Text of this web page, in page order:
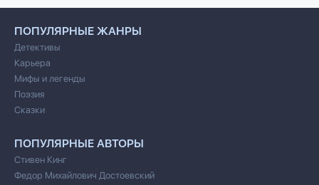
ПОПУЛЯРНЫЕ ЖАНРЫ
Детективы
Карьера
Мифы и легенды
Поэзия
Сказки
ПОПУЛЯРНЫЕ АВТОРЫ
Стивен Кинг
Федор Михайлович Достоевский